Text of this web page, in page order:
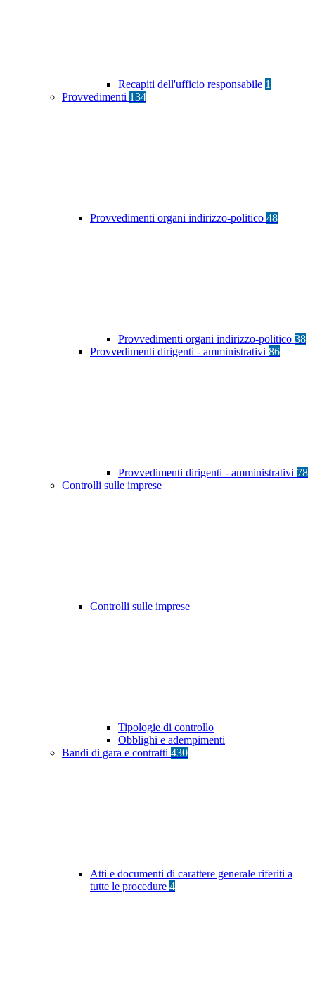
Recapiti dell'ufficio responsabile 1
Provvedimenti 134
Provvedimenti organi indirizzo-politico 48
Provvedimenti organi indirizzo-politico 38
Provvedimenti dirigenti - amministrativi 86
Provvedimenti dirigenti - amministrativi 78
Controlli sulle imprese
Controlli sulle imprese
Tipologie di controllo
Obblighi e adempimenti
Bandi di gara e contratti 430
Atti e documenti di carattere generale riferiti a
tutte le procedure 4